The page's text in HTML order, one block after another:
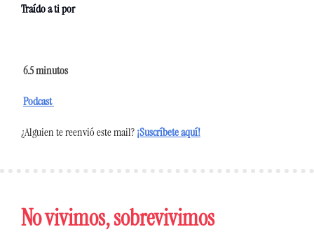
Traído a ti por
6.5 minutos
Podcast
¿Alguien te reenvió este mail?¡Suscríbete aquí!
No vivimos, sobrevivimos